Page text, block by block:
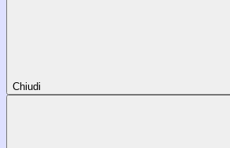
Chiudi